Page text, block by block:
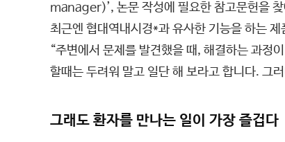
manager)’, 논문 작성에 필요한 참고문헌을
최근엔 협대역내시경*과 유사한 기능을 하는
“주변에서 문제를 발견했을 때, 해결하는 과정
할때는 두려워 말고 일단 해 보라고 합니다. 그
그래도 환자를 만나는 일이 가장 즐겁다